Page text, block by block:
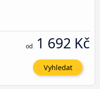
od 1 692 Kč
Vyhledat